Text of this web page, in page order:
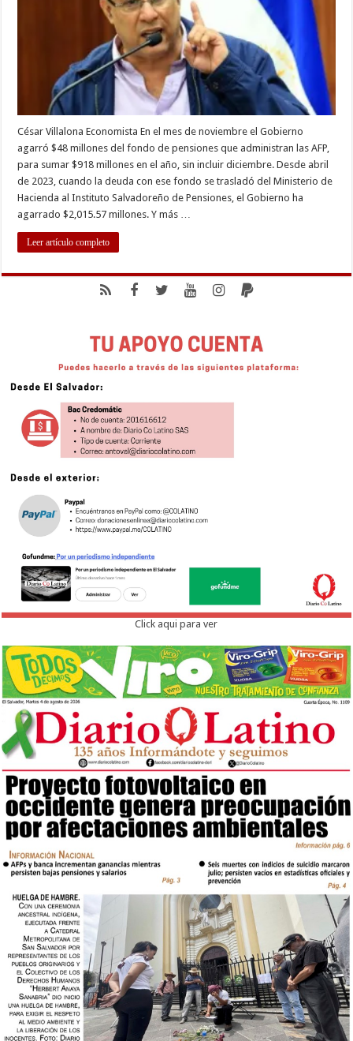
pensiones
César Villalona Economista En el mes de noviembre el Gobierno
agarró $48 millones del fondo de pensiones que administran las AFP,
para sumar $918 millones en el año, sin incluir diciembre. Desde abril
de 2023, cuando la deuda con ese fondo se trasladó del Ministerio de
Hacienda al Instituto Salvadoreño de Pensiones, el Gobierno ha
agarrado $2,015.57 millones. Y más …
Leer artículo completo
Click aqui para ver